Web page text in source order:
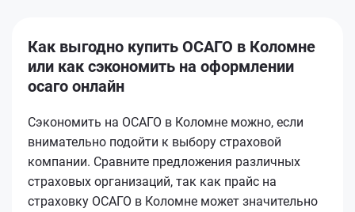
Как выгодно купить ОСАГО в Коломне
или как сэкономить на оформлении
осаго онлайн
Сэкономить на ОСАГО в Коломне можно, если
внимательно подойти к выбору страховой
компании. Сравните предложения различных
страховых организаций, так как прайс на
страховку ОСАГО в Коломне может значительно